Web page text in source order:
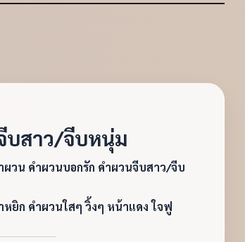
บสาว/จีบหนุ่ม
วน คำผวนบอกรัก คำผวนจีบสาว/จีบ
ยิก คำผวนใสๆ วิ้งๆ หน้าแดง ใจฟู